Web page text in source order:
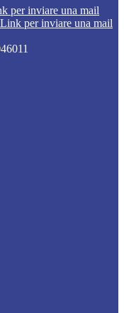
per inviare una mail
Link per inviare una mail